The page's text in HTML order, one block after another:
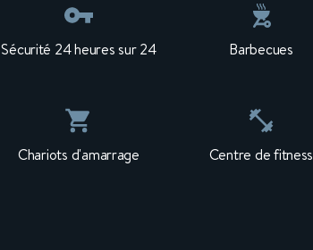
Sécurité 24 heures sur 24 Barbecues
Chariots d'amarrage Centre de fitness